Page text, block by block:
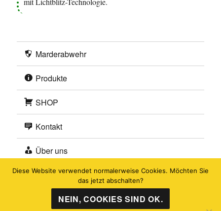
Wir nutzen Google Analytics, um die Leistung unserer Webseite
Über uns
🔝\ KONTEC®Marderabwehr | Copyright 2026
Diese Website verwendet normalerweise Cookies. Möchten Sie
das jetzt abschalten?
NEIN, COOKIES SIND OK.